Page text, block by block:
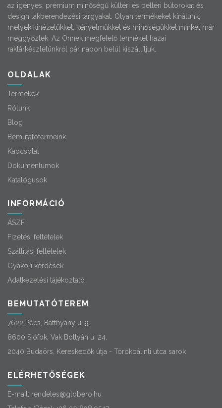
az igényes, prémium minőségű kültéri és beltéri bútorokat és
design lakberendezési tárgyakat. Olyan termékeket kínálunk,
melyek kinézetükkel, kényelmükkel és minőségükkel minket már
meggyőztek. Az Önnek megfelelő terméket hazai
raktárkészletünkről pár napon belül kiszállítjuk.
OLDALAK
Termékek
Rólunk
Blog
Bemutatótermeink
Kapcsolat
Dokumentumok
Katalógusok
INFORMÁCIÓ
ÁSZF
Fizetési feltételek
Szállítási feltételek
Gyakori kérdések
Adatkezelési tájékoztató
BEMUTATÓTEREM
7622 Pécs, Batthyány u. 9.
8600 Siófok, Vak Bottyán u. 24.
2040 Budaörs, Kereskedők útja - Törökbálinti utca sarok
ELÉRHETŐSÉGEK
E-mail: rendeles@globero.hu